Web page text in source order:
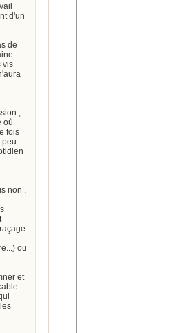
d'un
de
vis
,
où
fois
peu
non ,
ou
et